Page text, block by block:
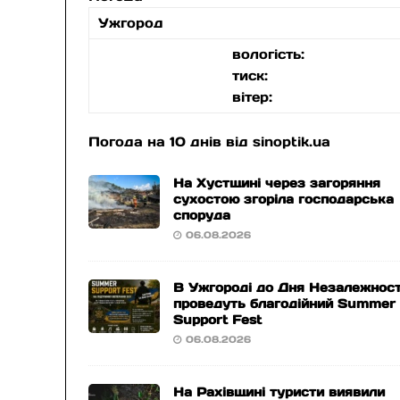
Ужгород
вологість:
тиск:
вітер:
Погода на 10 днів відsinoptik.ua
На Хустщині через загоряння
сухостою згоріла господарська
споруда
06.08.2026
В Ужгороді до Дня
проведуть благодійний Summer
Support Fest
06.08.2026
На Рахівщині туристи виявили